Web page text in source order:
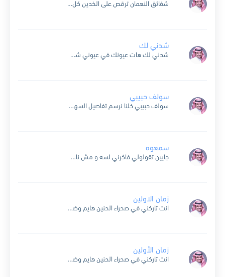
شفائق النعمان ترقص على الخدين كل الحالات تبان من طرفك النعسان شفائق النعمان ترقص على الخدين كل الحالات تبان من طرفك النعسان ديا ورد يا فواح نجمك تمل العين براحة...
شدني لك
شدني لك هات عيونك في عيوني شف مكاني شف زماني كيف خلاني يا نظر عيني لزماني شدني لك شدني لك شدني لك وين اودي شوقي اللي عاش في قلبي الدفين...
سولف حبيبي
سولف حبيبي خلنا نرسم تفاصيل السهر طيش وجنونيل السهر طيش و حلوة سواليفك وانا احس للكلمة طعم يا حلو لاك والنعم يا حلو لاك والنعم سولف حبيبي خلنا نرسم تفاصيل...
سمعوه
جايين تقولولي فاكرني لسه و مش ناسيني عرف خلاص قيمتي افتكر حنيتي يعني اكتشف دلوقتي بس انه مجافيني وان الفراق اصلا مجاش من ناحيتي تفتكروا هفرح بالكلام ده؟ و حق...
زمان الاولين
انت تاركني في صحراء الحنين هايم وضايع وذابحني ضماي ترى احزاني مخلوطه بونين وضحكة ايامي ماتت من شفاي ماعشقوا مثلي بزمان الاولين لاحبايب هالزمن ذاقوا شقاي لابغيت تعد كل المشتقين...
زمان الأولين
انت تاركني في صحراء الحنين هايم وضايع وذابحني ضماي ترى احزاني مخلوطه بونين وضحكة ايامي ماتت من شفاي ماعشقوا مثلي بزمان الاولين لاحبايب هالزمن ذاقوا شقاي لابغيت تعد كل المشتقين...